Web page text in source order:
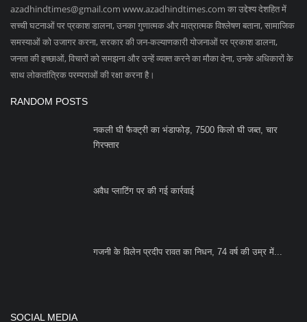
azadhindtimes@gmail.com www.azadhindtimes.com का उद्देश्य देशहित में
सच्ची घटनाओं पर प्रकाश डालना, उनका गुणात्मक और मात्रात्मक विश्लेषण बताना, सामाजिक
समस्याओं को उजागर करना, सरकार की जन-कल्याणकारी योजनाओं पर प्रकाश डालना,
जनता की इच्छाओं, विचारों को समझना और उन्हें व्यक्त करने का मौका देना, उनके अधिकारों के
साथ लोकतांत्रिक परम्पराओं की रक्षा करना है।
RANDOM POSTS
नकली घी फैक्ट्री का भंडाफोड़, 7500 किलो घी जब्त, चार
गिरफ्तार
अवैध प्लाटिंग पर की गई कार्रवाई
गजनी के विलेन प्रदीप रावत का निधन, 74 वर्ष की उम्र में...
SOCIAL MEDIA